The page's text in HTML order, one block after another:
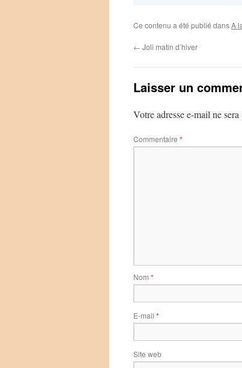
Ce contenu a été publié dansA
← Joli matin d’hiver
Laisser un
Votre adresse e-mail ne
Commentaire *
Nom *
E-mail *
Site web